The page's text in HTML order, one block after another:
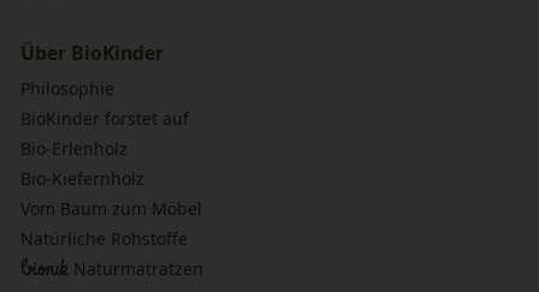
Über BioKinder
Philosophie
BioKinder forstet auf
Bio-Erlenholz
Bio-Kiefernholz
Vom Baum zum Möbel
Natürliche Rohstoffe
bionik Naturmatratzen